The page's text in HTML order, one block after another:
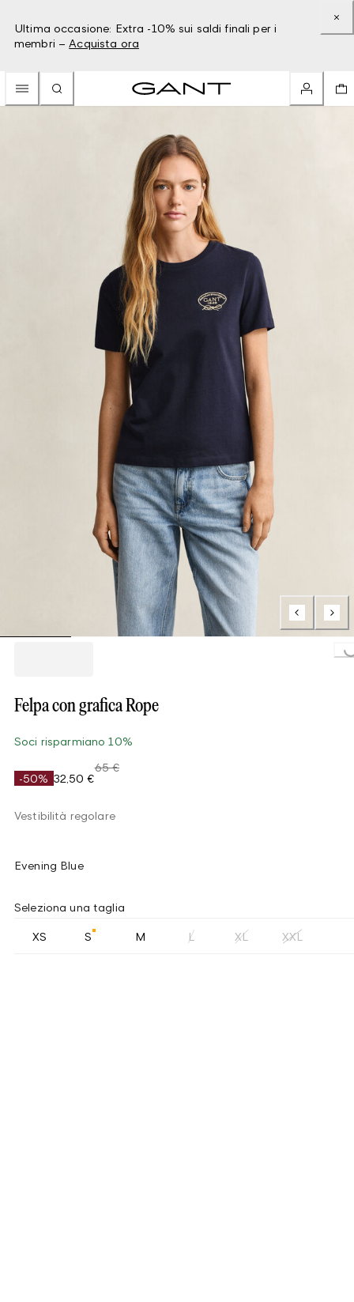
Ultima occasione: Extra -10% sui saldi finali per i
membri – Acquista ora
Loading...
Felpa con grafica Rope
Soci risparmiano 10%
-50% 32,50 €
65 €
Vestibilità regolare
Evening Blue
Seleziona una taglia
XS S M L XL XXL